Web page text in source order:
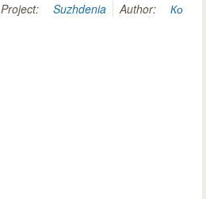
Project: Suzhdenia Author:
Ко